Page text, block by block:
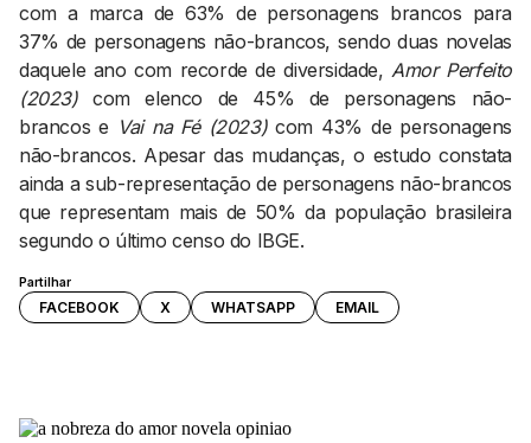
Partilhar
FACEBOOK X WHATSAPP EMAIL
com a marca de 63% de personagens brancos para
37% de personagens não-brancos, sendo duas novelas
daquele ano com recorde de diversidade,Amor Perfeito
(2023)com elenco de 45% de personagens não-
brancos e Vai na Fé (2023)com 43% de personagens
não-brancos. Apesar das mudanças, o estudo constata
ainda a sub-representação de personagens não-brancos
que representam mais de 50% da população brasileira
segundo o último censo do IBGE.